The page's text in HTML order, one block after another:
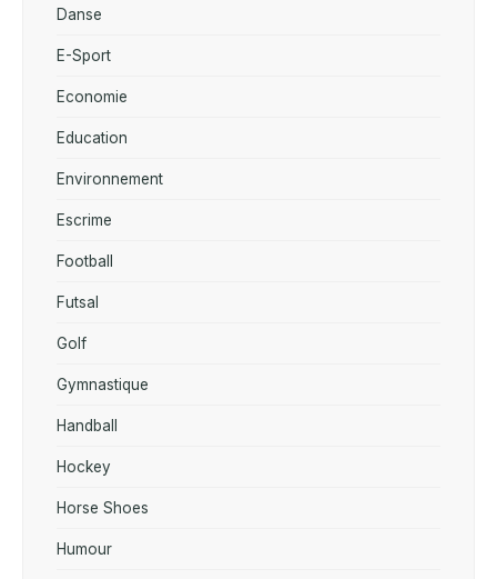
Danse
E-Sport
Economie
Education
Environnement
Escrime
Football
Futsal
Golf
Gymnastique
Handball
Hockey
Horse Shoes
Humour